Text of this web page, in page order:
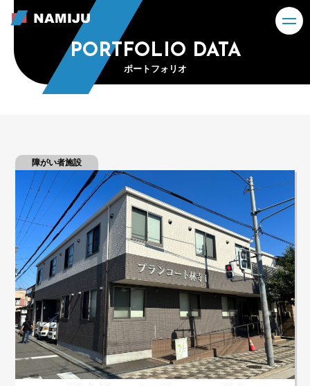
について
案内
ープ情報
取得資産の実例（リスト）
CONTACT
PORTFOLIO DATA
ポートフォリオ
障がい者施設